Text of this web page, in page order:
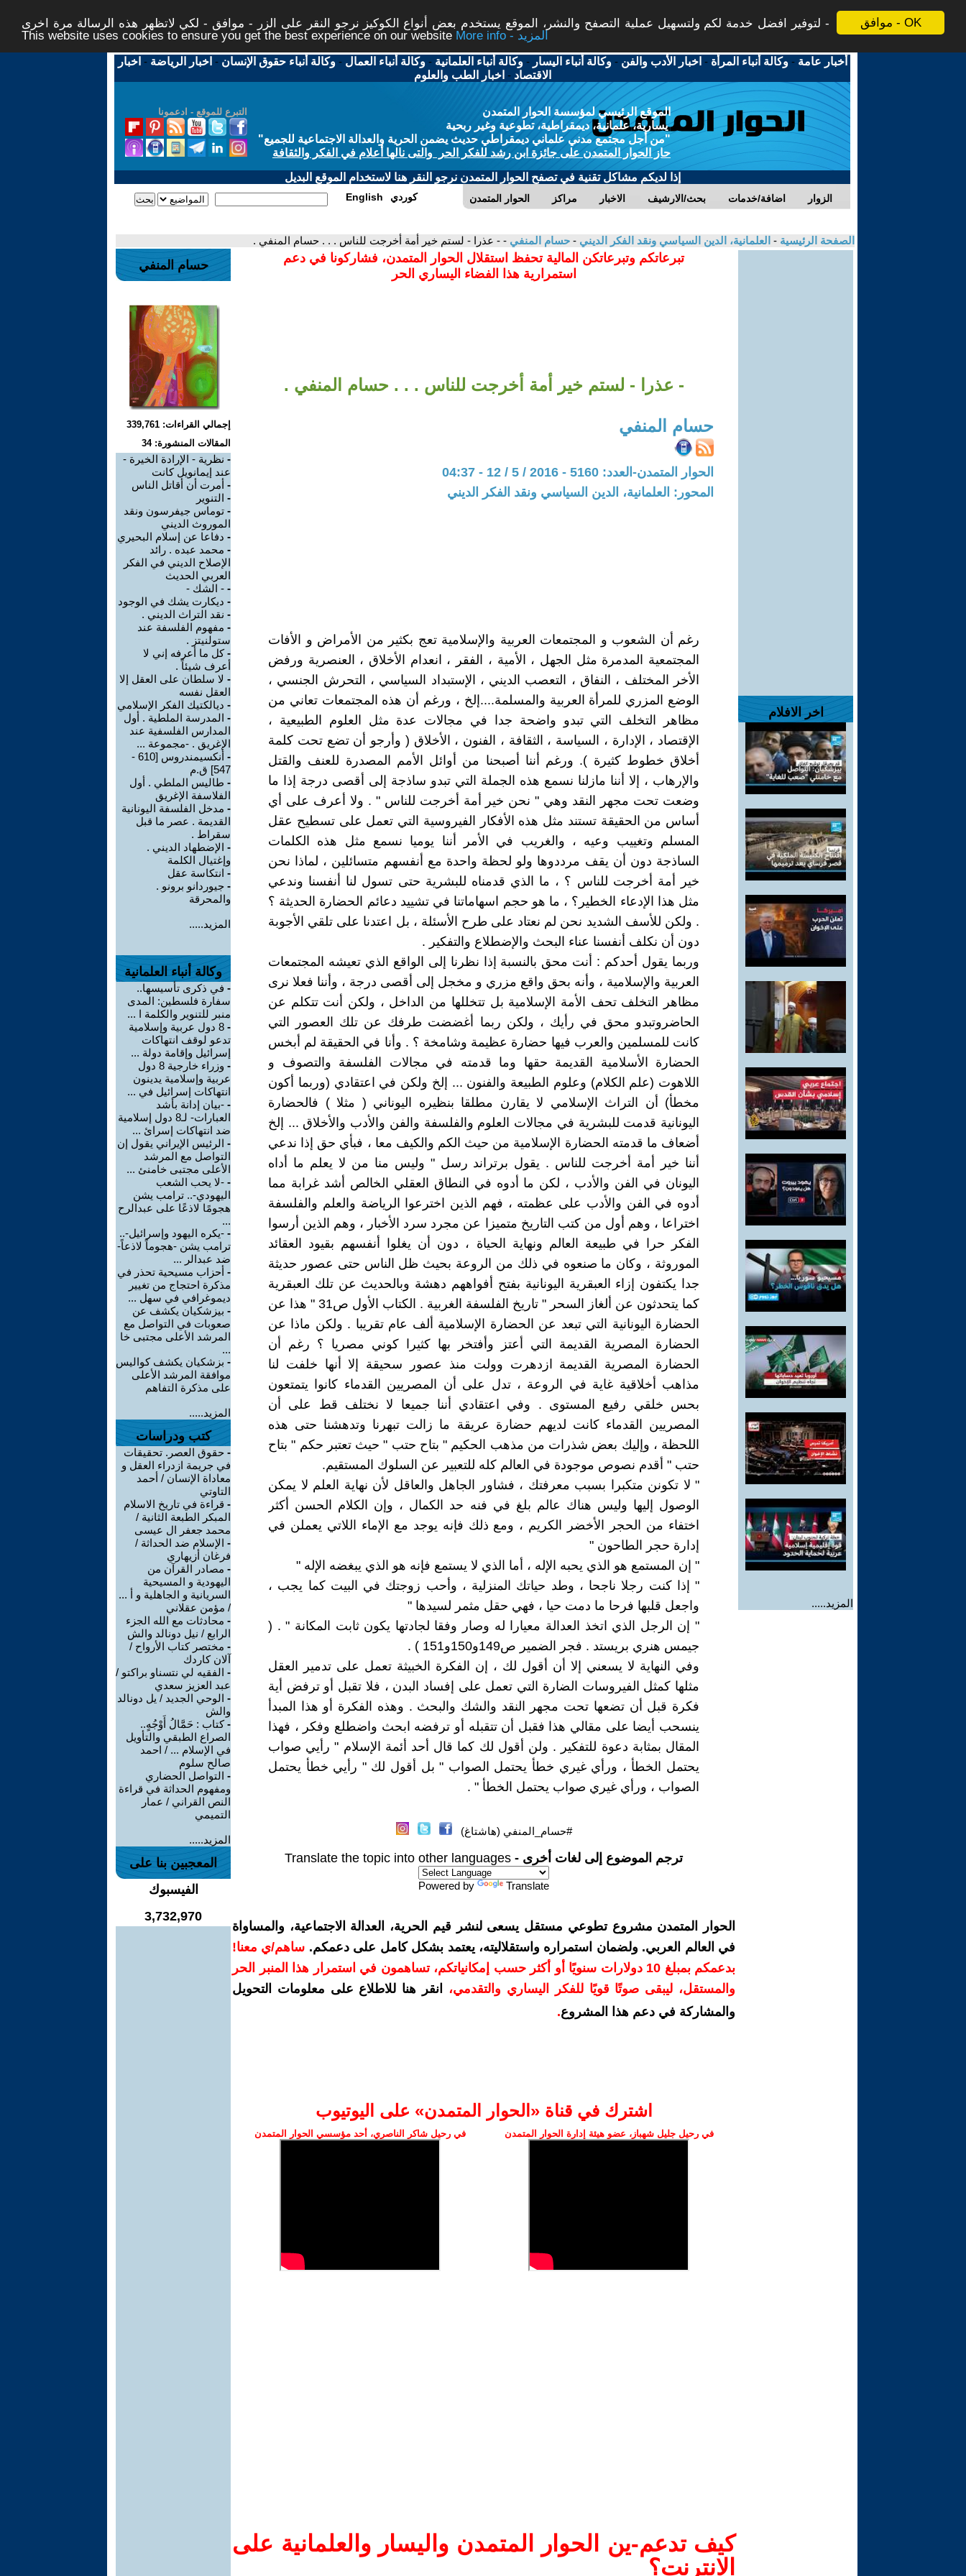
موافق - OK
لتوفير افضل خدمة لكم ولتسهيل عملية التصفح والنشر، الموقع يستخدم بعض أنواع الكوكيز نرجو النقر على الزر - موافق - لكي لاتظهر هذه الرسالة مرة اخرى -
This website uses cookies to ensure you get the best experience on our website
More info - المزيد
أخبار عامة -وكالة أنباء المرأة - اخبار الأدب والفن -وكالة أنباء اليسار -وكالة أنباء العلمانية -وكالة أنباء العمال -وكالة أنباء حقوق الإنسان - اخبار الرياضة - اخبار
الاقتصاد - اخبار الطب والعلوم
التبرع للموقع - ادعمونا
الموقع الرئيسي لمؤسسة الحوار المتمدن
يسارية، علمانية، ديمقراطية، تطوعية وغير ربحية
"من أجل مجتمع مدني علماني ديمقراطي حديث يضمن الحرية والعدالة الاجتماعية للجميع"
حاز الحوار المتمدن على جائزة ابن رشد للفكر الحر والتى نالها أعلام في الفكر والثقافة
إذا لديكم مشاكل تقنية في تصفح الحوار المتمدن نرجو النقر هنا لاستخدام الموقع البديل
الحوار المتمدن مراكز الاخبار بحث/الارشيف اضافة/خدمات الزوار English كوردي
الصفحة الرئيسية - العلمانية، الدين السياسي ونقد الفكر الديني - حسام المنفي - - عذرا - لستم خير أمة أخرجت للناس . . . حسام المنفي .
اخر الافلام
المزيد.....
تبرعاتكم وتبرعاتكن المالية تحفظ استقلال الحوار المتمدن، فشاركونا في دعم
استمرارية هذا الفضاء اليساري الحر
- عذرا - لستم خير أمة أخرجت للناس . . . حسام المنفي .
حسام المنفي
الحوار المتمدن-العدد: 5160 - 2016 / 5 / 12 - 04:37
المحور: العلمانية، الدين السياسي ونقد الفكر الديني
رغم أن الشعوب و المجتمعات العربية والإسلامية تعج بكثير من الأمراض و الأفات
المجتمعية المدمرة مثل الجهل ، الأمية ، الفقر ، انعدام الأخلاق ، العنصرية ورفض
الأخر المختلف ، النفاق ، التعصب الديني ، الإستبداد السياسي ، التحرش الجنسي ،
الوضع المزري للمرأة العربية والمسلمة....إلخ ، ورغم أن هذه المجتمعات تعاني من
مظاهر التخلف التي تبدو واضحة جدا في مجالات عدة مثل العلوم الطبيعية ،
الإقتصاد ، الإدارة ، السياسة ، الثقافة ، الفنون ، الأخلاق ( وأرجو أن تضع تحت كلمة
أخلاق خطوط كثيرة ). ورغم أننا أصبحنا من أوائل الأمم المصدرة للعنف والقتل
والإرهاب ، إلا أننا مازلنا نسمع هذه الجملة التي تبدو ساذجة إلى أقصى درجة إذا ما
وضعت تحت مجهر النقد وهي " نحن خير أمة أخرجت للناس " . ولا أعرف على أي
أساس من الحقيقة تستند مثل هذه الأفكار الفيروسية التي تعمل على تسطيح عقل
المسلم وتغييب وعيه ، والغريب في الأمر أننا يوميا نسمع مثل هذه الكلمات
الساذجة دون أن يقف مرددوها ولو لحظة واحدة مع أنفسهم متسائلين ، لماذا نحن
خير أمة أخرجت للناس ؟ ، ما الذي قدمناه للبشرية حتى تسول لنا أنفسنا وندعي
مثل هذا الإدعاء الخطير؟ ، ما هو حجم اسهاماتنا في تشييد دعائم الحضارة الحديثة ؟
. ولكن للأسف الشديد نحن لم نعتاد على طرح الأسئلة ، بل اعتدنا على تلقي الأجوبة
دون أن نكلف أنفسنا عناء البحث والإضطلاع والتفكير .
وربما يقول أحدكم : أنت محق بالنسبة إذا نظرنا إلى الواقع الذي تعيشه المجتمعات
العربية والإسلامية ، وأنه بحق واقع مزري و مخجل إلى أقصى درجة ، وأننا فعلا نرى
مظاهر التخلف تحف الأمة الإسلامية بل تتخللها من الداخل ، ولكن أنت تتكلم عن
الحاضروتبدو محق في رأيك ، ولكن ربما أغضضت طرفك عن تلك العصور التي
كانت للمسلمين والعرب فيها حضارة عظيمة وشامخة ؟ . وأنا في الحقيقة لم أبخس
الحضارة الأسلامية القديمة حقها وما قدمته في مجالات الفلسفة والتصوف و
اللاهوت (علم الكلام) وعلوم الطبيعة والفنون ... إلخ ولكن في اعتقادي (وربما أكون
مخطأ) أن التراث الإسلامي لا يقارن مطلقا بنظيره اليوناني ( مثلا ) فالحضارة
اليونانية قدمت للبشرية في مجالات العلوم والفلسفة والفن والأدب والأخلاق ... إلخ
أضعاف ما قدمته الحضارة الإسلامية من حيث الكم والكيف معا ، فبأي حق إذا ندعي
أننا خير أمة أخرجت للناس . يقول برتراند رسل " وليس منا من لا يعلم ما أداه
اليونان في الفن والأدب ، لكن ما أدوه في النطاق العقلي الخالص أشد غرابة مما
أدوه في الفن والأدب على عظمته ، فهم الذين اخترعوا الرياضة والعلم والفلسفة
اختراعا ، وهم أول من كتب التاريخ متميزا عن مجرد سرد الأخبار ، وهم الذين أرسوا
الفكر حرا في طبيعة العالم ونهاية الحياة ، دون أن يغلوا أنفسهم بقيود العقائد
الموروثة ، وكان ما صنعوه في ذلك من الروعة بحيث ظل الناس حتى عصور حديثة
جدا يكتفون إزاء العبقرية اليونانية بفتح أفواههم دهشة وبالحديث عن تلك العبقرية
كما يتحدثون عن ألغاز السحر " تاريخ الفلسفة الغربية . الكتاب الأول ص31 " هذا عن
الحضارة اليونانية التي تبعد عن الحضارة الإسلامية ألف عام تقريبا . ولكن ماذا عن
الحضارة المصرية القديمة التي أعتز وأفتخر بها كثيرا كوني مصريا ؟ رغم أن
الحضارة المصرية القديمة ازدهرت وولت منذ عصور سحيقة إلا أنها خلفت لنا
مذاهب أخلاقية غاية في الروعة ، تدل على أن المصريين القدماء كانوا يتمتعون
بحس خلقي رفيع المستوى . وفي اعتقادي أننا جميعا لا نختلف قط على أن
المصريين القدماء كانت لديهم حضارة عريقة ما زالت تبهرنا وتدهشنا حتى هذه
اللحظة ، وإليك بعض شذرات من مذهب الحكيم " بتاح حتب " حيث تعتبر حكم " بتاح
حتب " أقدم نصوص موجودة في العالم كله للتعبير عن السلوك المستقيم.
" لا تكونن متكبرا بسبب معرفتك ، فشاور الجاهل والعاقل لأن نهاية العلم لا يمكن
الوصول إليها وليس هناك عالم بلغ في فنه حد الكمال ، وإن الكلام الحسن أكثر
اختفاء من الحجر الأخضر الكريم ، ومع ذلك فإنه يوجد مع الإماء اللاتي يعملن في
إدارة حجر الطاحون "
" إن المستمع هو الذي يحبه الإله ، أما الذي لا يستمع فإنه هو الذي يبغضه الإله "
" إذا كنت رجلا ناجحا ، وطد حياتك المنزلية ، وأحب زوجتك في البيت كما يجب ،
واجعل قلبها فرحا ما دمت حيا ، فهي حقل مثمر لسيدها "
" إن الرجل الذي اتخذ العدالة معيارا له وصار وفقا لجادتها يكون ثابت المكانة " . (
جيمس هنري بريستد . فجر الضمير ص149و150و151 ) .
وفي النهاية لا يسعني إلا أن أقول لك ، إن الفكرة الخبيثة تعمل على تدمير العقل
مثلها كمثل الفيروسات الضارة التي تعمل على إفساد البدن ، فلا تقبل أو ترفض أية
فكرة قبل أن تضعها تحت مجهر النقد والشك والبحث . وهذه الفكرة أو هذا المبدأ
ينسحب أيضا على مقالي هذا فقبل أن تتقبله أو ترفضه ابحث واضطلع وفكر ، فهذا
المقال بمثابة دعوة للتفكير . ولن أقول لك كما قال أحد أئمة الإسلام " رأيي صواب
يحتمل الخطأ ، ورأي غيري خطأ يحتمل الصواب " بل أقول لك " رأيي خطأ يحتمل
الصواب ، ورأي غيري صواب يحتمل الخطأ " .
#حسام_المنفي (هاشتاغ)
ترجم الموضوع إلى لغات أخرى - Translate the topic into other languages
Powered by Translate
الحوار المتمدن مشروع تطوعي مستقل يسعى لنشر قيم الحرية، العدالة الاجتماعية، والمساواة
في العالم العربي. ولضمان استمراره واستقلاليته، يعتمد بشكل كامل على دعمكم. ساهم/ي معنا!
بدعمكم بمبلغ 10 دولارات سنويًا أو أكثر حسب إمكانياتكم، تساهمون في استمرار هذا المنبر الحر
والمستقل، ليبقى صوتًا قويًا للفكر اليساري والتقدمي،
انقر هنا للاطلاع على معلومات التحويل
والمشاركة في دعم هذا المشروع.
اشترك في قناة ‫«الحوار المتمدن» على اليوتيوب
في رحيل جليل شهباز، عضو هيئة إدارة الحوار المتمدن في رحيل شاكر الناصري، أحد مؤسسي الحوار المتمدن
كيف تدعم-ين الحوار المتمدن واليسار والعلمانية على
الانترنت؟
حسام المنفي
إجمالي القراءات: 339,761
المقالات المنشورة: 34
- نظرية - الإرادة الخيرة -
عند إيمانويل كانت
- أمرت أن أقاتل الناس
- التنوير
- توماس جيفرسون ونقد
الموروث الديني
- دفاعا عن إسلام البحيري
- محمد عبده . رائد
الإصلاح الديني في الفكر
العربي الحديث
- - الشك -
- ديكارت يشك في الوجود
- نقد التراث الديني .
- مفهوم الفلسفة عند
ستولنيتز .
-كل ما أعرفه إني لا
أعرف شيئاً .
- لا سلطان على العقل إلا
العقل نفسه
- ديالكتيك الفكر الإسلامي
- المدرسة الملطية . أول
المدارس الفلسفية عند
الإغريق . -مجموعة ...
-
أنكسيمندروس [610 -
547] ق.م
- طاليس الملطي . أول
الفلاسفة الإغريق
- مدخل الفلسفة اليونانية
القديمة . عصر ما قبل
سقراط .
- الإضطهاد الديني .
وإغتيال الكلمة
- انتكاسة عقل
- جيوردانو برونو .
والمحرقة
المزيد.....
وكالة أنباء العلمانية
- في ذكرى تأسيسها..
سفارة فلسطين: المدى
منبر للتنوير والكلمة ا ...
-
8 دول عربية وإسلامية
تدعو لوقف انتهاكات
إسرائيل وإقامة دولة ...
-
وزراء خارجية 8 دول
عربية وإسلامية يدينون
انتهاكات إسرائيل في ...
- -بيان إدانة بأشد
العبارات- لـ8 دول إسلامية
ضد انتهاكات إسرائ ...
- الرئيس الإيراني يقول إن
التواصل مع المرشد
الأعلى مجتبى خامنئ ...
- -لا يحب الشعب
اليهودي-.. ترامب يشن
هجومًا لاذعًا على عبدالرح
...
- -يكره اليهود وإسرائيل-..
ترامب يشن -هجوماً لاذعاً-
ضد عبدالر ...
- أحزاب مسيحية تحذر في
مذكرة احتجاج من تغيير
ديموغرافي في سهل ...
- بيزشكيان يكشف عن
صعوبات في التواصل مع
المرشد الأعلى مجتبى خا
...
- بزشكيان يكشف كواليس
موافقة المرشد الأعلى
على مذكرة التفاهم
المزيد.....
كتب ودراسات
- حقوق العصر. تحقيقات
في جريمة ازدراء العقل و
معاداة الإنسان / أحمد
التاوتي
- قراءة في تاريخ الاسلام
المبكر الطبعة الثانية /
محمد جعفر ال عيسى
- الإسلام ضد الحداثة /
فرغان أزيهاري
- مصادر القرآن من
اليهودية و المسيحية
السريانية و الجاهلية و أ ...
/ مؤمن عقلاني
- محادثات مع الله الجزء
الرابع / نيل دونالد والش
- مختصر كتاب الأرواح /
آلان كاردك
- الفقيه لي نتسناو براكتو /
عبد العزيز سعدي
- الوحي الجديد / يل دونالد
والش
-كتاب : حَمَّالُ أَوْجُهٍ..
الصراع الطبقي والتأويل
في الإسلام ... / احمد
صالح سلوم
- التواصل الحضاري
ومفهوم الحداثة في قراءة
النص القراني / عمار
التميمي
المزيد.....
المعجبين بنا على
الفيسبوك
3,732,970